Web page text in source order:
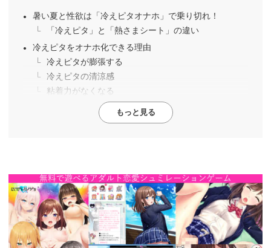
暑い夏と性欲は「冷えピタオナホ」で乗り切れ！
「冷えピタ」と「熱さまシート」の違い
冷えピタをオナホ化できる理由
冷えピタが膨張する
冷えピタの清涼感
粘着力がなくなる
もっと見る
https://cv-
measurement.com/ad/p/r?
medium=261&ad=687&creative=590